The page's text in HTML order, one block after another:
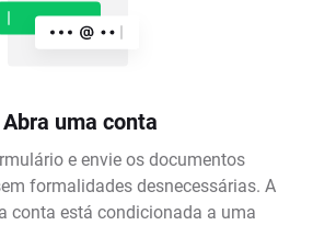
uma conta
e envie os documentos
formalidades desnecessárias. A
conta está condicionada a uma